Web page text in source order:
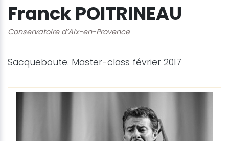
Franck POITRINEAU
Conservatoire d’Aix-en-Provence
Sacqueboute. Master-class février 2017